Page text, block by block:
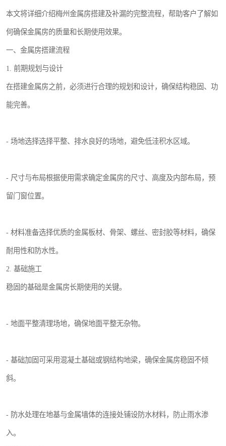
本文将详细介绍梅州金属房搭建及补漏的完整流程，帮助客户了解如
何确保金属房的质量和长期使用效果。
一、金属房搭建流程
1. 前期规划与设计
在搭建金属房之前，必须进行合理的规划和设计，确保结构稳固、功
能完善。
- 场地选择选择平整、排水良好的场地，避免低洼积水区域。
- 尺寸与布局根据使用需求确定金属房的尺寸、高度及内部布局，预
留门窗位置。
- 材料准备选择优质的金属板材、骨架、螺丝、密封胶等材料，确保
耐用性和防水性。
2. 基础施工
稳固的基础是金属房长期使用的关键。
- 地面平整清理场地，确保地面平整无杂物。
- 基础加固可采用混凝土基础或钢结构地梁，确保金属房稳固不倾
斜。
- 防水处理在地基与金属墙体的连接处铺设防水材料，防止雨水渗
入。